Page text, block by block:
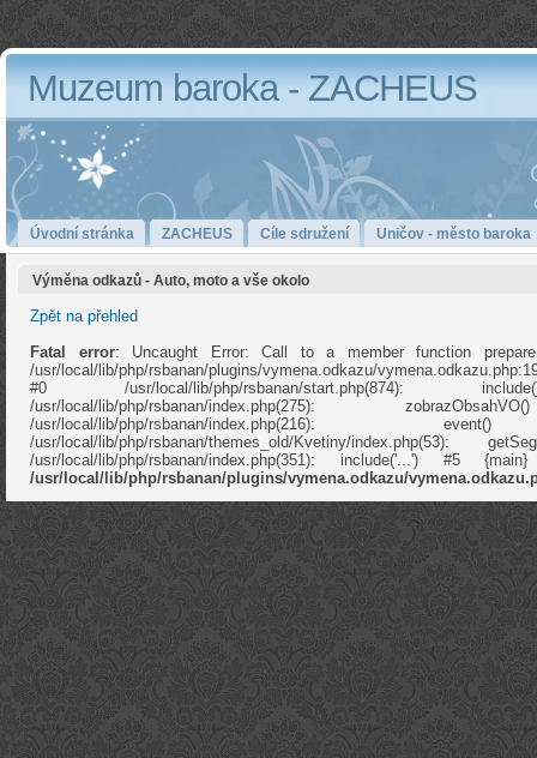
Muzeum baroka - ZACHEUS
Úvodní stránka ZACHEUS Cíle sdružení Uničov - město baroka
Výměna odkazů - Auto, moto a vše okolo
Zpět na přehled
Fatal error: Uncaught Error: Call to a member function
/usr/local/lib/php/rsbanan/plugins/vymena.odkazu/
#0 /usr/local/lib/php/rsbanan/start.php(874):
/usr/local/lib/php/rsbanan/index.php(275):
/usr/local/lib/php/rsbanan/index.php(216):
/usr/local/lib/php/rsbanan/themes_old/Kvetiny/index.php(53):
/usr/local/lib/php/rsbanan/index.php(351): include('...') #5
/usr/local/lib/php/rsbanan/plugins/vymena.odkazu/